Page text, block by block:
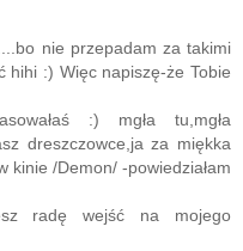
nie przepadam za takimi
hihi :) Więc napiszę-że Tobie
:) mgła tu,mgła
dreszczowce,ja za miękka
kinie /Demon/ -powiedziałam
radę wejść na mojego